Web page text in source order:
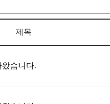
제목
습니다.